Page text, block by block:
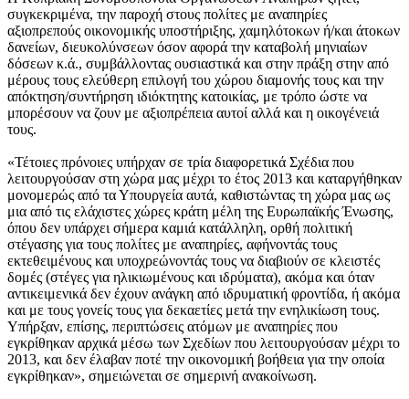
συγκεκριμένα, την παροχή στους πολίτες με αναπηρίες
αξιοπρεπούς οικονομικής υποστήριξης, χαμηλότοκων ή/και άτοκων
δανείων, διευκολύνσεων όσον αφορά την καταβολή μηνιαίων
δόσεων κ.ά., συμβάλλοντας ουσιαστικά και στην πράξη στην από
μέρους τους ελεύθερη επιλογή του χώρου διαμονής τους και την
απόκτηση/συντήρηση ιδιόκτητης κατοικίας, με τρόπο ώστε να
μπορέσουν να ζουν με αξιοπρέπεια αυτοί αλλά και η οικογένειά
τους.
«Τέτοιες πρόνοιες υπήρχαν σε τρία διαφορετικά Σχέδια που
λειτουργούσαν στη χώρα μας μέχρι το έτος 2013 και καταργήθηκαν
μονομερώς από τα Υπουργεία αυτά, καθιστώντας τη χώρα μας ως
μια από τις ελάχιστες χώρες κράτη μέλη της Ευρωπαϊκής Ένωσης,
όπου δεν υπάρχει σήμερα καμιά κατάλληλη, ορθή πολιτική
στέγασης για τους πολίτες με αναπηρίες, αφήνοντάς τους
εκτεθειμένους και υποχρεώνοντάς τους να διαβιούν σε κλειστές
δομές (στέγες για ηλικιωμένους και ιδρύματα), ακόμα και όταν
αντικειμενικά δεν έχουν ανάγκη από ιδρυματική φροντίδα, ή ακόμα
και με τους γονείς τους για δεκαετίες μετά την ενηλικίωση τους.
Υπήρξαν, επίσης, περιπτώσεις ατόμων με αναπηρίες που
εγκρίθηκαν αρχικά μέσω των Σχεδίων που λειτουργούσαν μέχρι το
2013, και δεν έλαβαν ποτέ την οικονομική βοήθεια για την οποία
εγκρίθηκαν», σημειώνεται σε σημερινή ανακοίνωση.